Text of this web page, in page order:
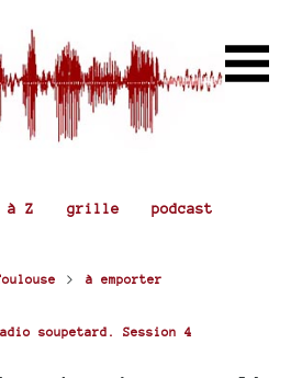
à Z grille podcast
> à emporter
soupetard. Session 4